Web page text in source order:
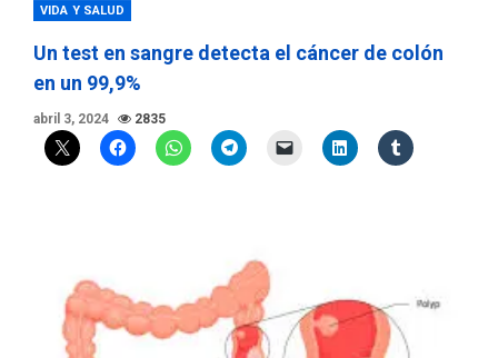
VIDA Y SALUD
Un test en sangre detecta el cáncer de colón
en un 99,9%
abril 3, 2024 2835